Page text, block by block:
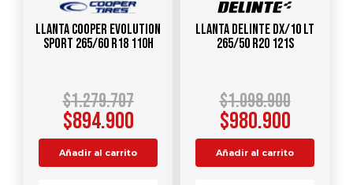
Llanta COOPER EVOLUTION
SPORT 265/60 R18 110H
$1.279.707
$894.900
Añadir al carrito
Llanta DELINTE DX/10 LT
265/50 R20 121S
$1.098.900
$980.900
Añadir al carrito